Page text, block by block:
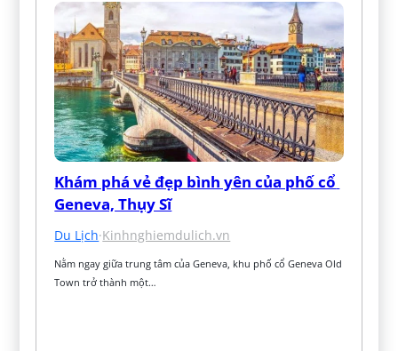
Khám phá vẻ đẹp bình yên của phố cổ
Geneva, Thụy Sĩ
Du Lịch·Kinhnghiemdulich.vn
Nằm ngay giữa trung tâm của Geneva, khu phố cổ Geneva Old
Town trở thành một…